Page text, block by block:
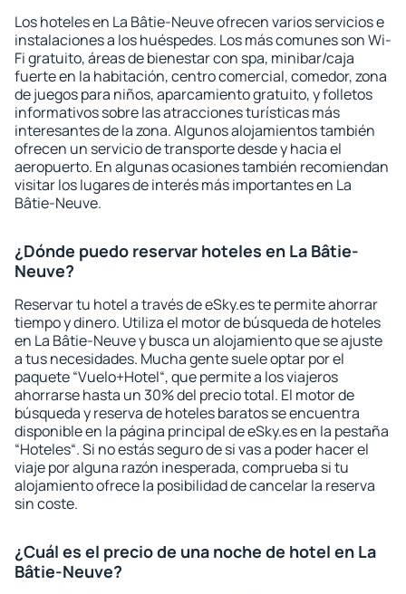
Los hoteles en La Bâtie-Neuve ofrecen varios servicios e
instalaciones a los huéspedes. Los más comunes son Wi-
Fi gratuito, áreas de bienestar con spa, minibar/caja
fuerte en la habitación, centro comercial, comedor, zona
de juegos para niños, aparcamiento gratuito, y folletos
informativos sobre las atracciones turísticas más
interesantes de la zona. Algunos alojamientos también
ofrecen un servicio de transporte desde y hacia el
aeropuerto. En algunas ocasiones también recomiendan
visitar los lugares de interés más importantes en La
Bâtie-Neuve.
¿Dónde puedo reservar hoteles en La Bâtie-
Neuve?
Reservar tu hotel a través de eSky.es te permite ahorrar
tiempo y dinero. Utiliza el motor de búsqueda de hoteles
en La Bâtie-Neuve y busca un alojamiento que se ajuste
a tus necesidades. Mucha gente suele optar por el
paquete “Vuelo+Hotel“, que permite a los viajeros
ahorrarse hasta un 30% del precio total. El motor de
búsqueda y reserva de hoteles baratos se encuentra
disponible en la página principal de eSky.es en la pestaña
“Hoteles“. Si no estás seguro de si vas a poder hacer el
viaje por alguna razón inesperada, comprueba si tu
alojamiento ofrece la posibilidad de cancelar la reserva
sin coste.
¿Cuál es el precio de una noche de hotel en La
Bâtie-Neuve?